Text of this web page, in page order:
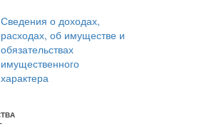
Сведения о доходах,
расходах, об имуществе и
обязательствах
имущественного
характера